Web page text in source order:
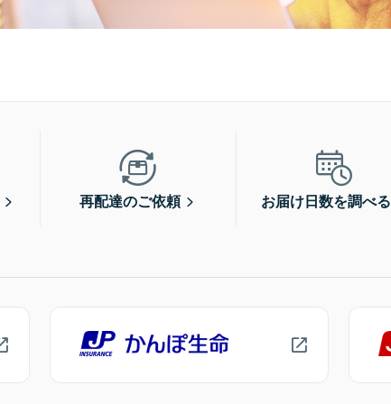
再配達のご依頼 お届け日数を調べる